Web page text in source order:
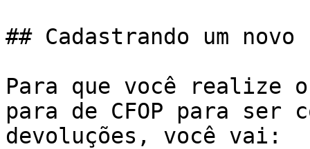
## Cadastrando um
Para que você realize
para de CFOP para ser
devoluções, você vai: